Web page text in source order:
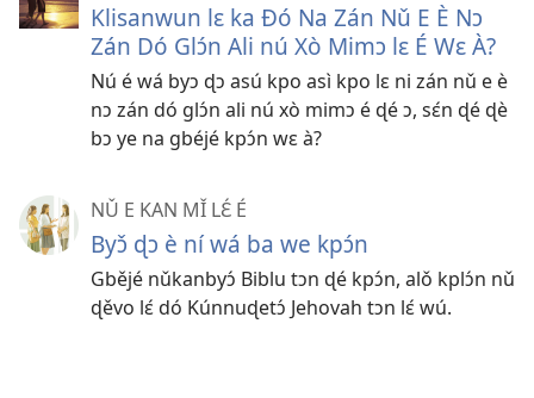
Klisanwun lɛ ka Ðó Na Zán Nǔ E È Nɔ
Zán Dó Glɔ́n Ali nú Xò Mimɔ lɛ É Wɛ À?
Nú é wá byɔ ɖɔ asú kpo asì kpo lɛ ni zán nǔ e è
nɔ zán dó glɔ́n ali nú xò mimɔ é ɖé ɔ, sɛ́n ɖé ɖè
bɔ ye na gbéjé kpɔ́n wɛ à?
NǓ E KAN MǏ LƐ́ É
Byɔ̌ ɖɔ è ní wá ba we kpɔ́n
Gbějé nǔkanbyɔ́ Biblu tɔn ɖé kpɔ́n, alǒ kplɔ́n nǔ
ɖěvo lɛ́ dó Kúnnuɖetɔ́ Jehovah tɔn lɛ́ wú.